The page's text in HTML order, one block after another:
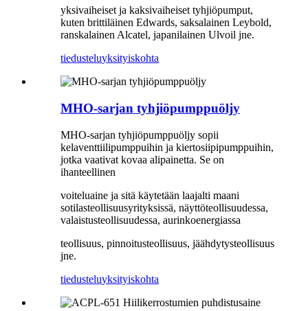
yksivaiheiset ja kaksivaiheiset tyhjiöpumput,
kuten brittiläinen Edwards, saksalainen Leybold,
ranskalainen Alcatel, japanilainen Ulvoil jne.
tiedusteluyksityiskohta
MHO-sarjan tyhjiöpumppuöljy
MHO-sarjan tyhjiöpumppuöljy sopii
kelaventtiilipumppuihin ja kiertosiipipumppuihin,
jotka vaativat kovaa alipainetta. Se on
ihanteellinen
voiteluaine ja sitä käytetään laajalti maani
sotilasteollisuusyrityksissä, näyttöteollisuudessa,
valaistusteollisuudessa, aurinkoenergiassa
teollisuus, pinnoitusteollisuus, jäähdytysteollisuus
jne.
tiedusteluyksityiskohta